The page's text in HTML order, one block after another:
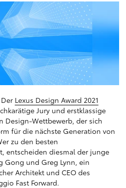
Der Lexus Design Award 2021
Jury und erstklassige
Design-Wettbewerb, der sich
für die nächste Generation von
zu den besten
entscheiden diesmal der junge
Gong und Greg Lynn, ein
Architekt und CEO des
Fast Forward.